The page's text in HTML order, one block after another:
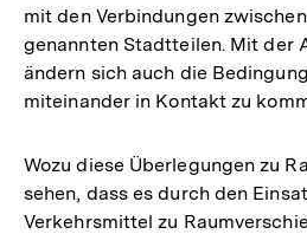
mit den Verbindungen
genannten Stadtteilen. Mit der
ändern sich auch die
miteinander in Kontakt zu
Wozu diese Überlegungen zu
sehen, dass es durch den
Verkehrsmittel zu